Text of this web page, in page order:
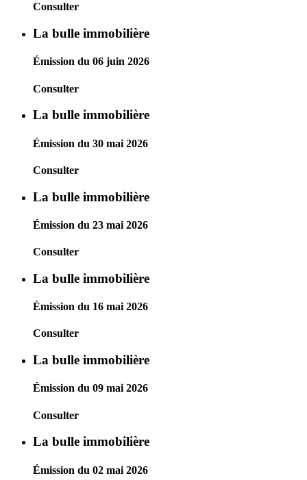
Consulter
La bulle immobilière
Émission du 06 juin 2026
Consulter
La bulle immobilière
Émission du 30 mai 2026
Consulter
La bulle immobilière
Émission du 23 mai 2026
Consulter
La bulle immobilière
Émission du 16 mai 2026
Consulter
La bulle immobilière
Émission du 09 mai 2026
Consulter
La bulle immobilière
Émission du 02 mai 2026